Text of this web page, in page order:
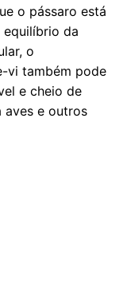
o pássaro está
equilíbrio da
o
vi também pode
e cheio de
aves e outros